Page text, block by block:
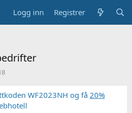
Logg inn Registrer
WF2023NH og få 20%